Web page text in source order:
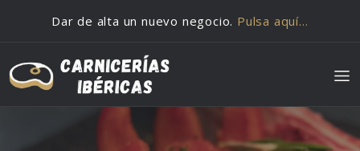
Dar de alta un nuevo negocio. Pulsa aquí…